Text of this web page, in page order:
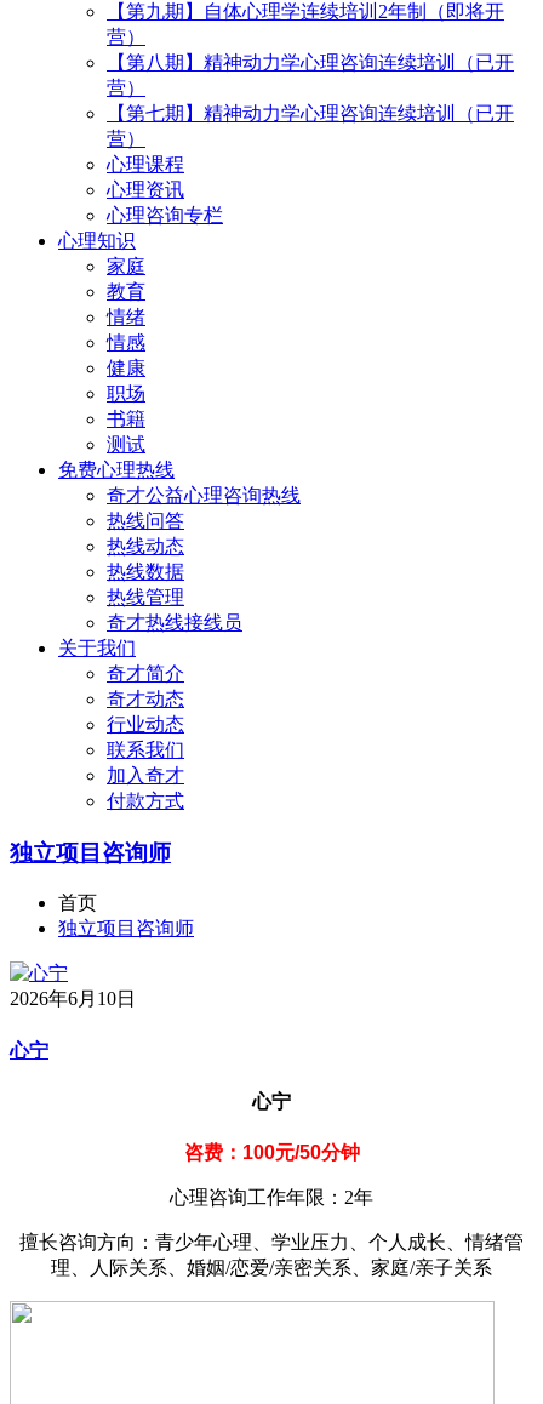
【第九期】自体心理学连续培训2年制（即将开
营）
【第八期】精神动力学心理咨询连续培训（已开
营）
【第七期】精神动力学心理咨询连续培训（已开
营）
心理课程
心理资讯
心理咨询专栏
心理知识
家庭
教育
情绪
情感
健康
职场
书籍
测试
免费心理热线
奇才公益心理咨询热线
热线问答
热线动态
热线数据
热线管理
奇才热线接线员
关于我们
奇才简介
奇才动态
行业动态
联系我们
加入奇才
付款方式
独立项目咨询师
首页
独立项目咨询师
2026年6月10日
心宁
心宁
咨费：100元/50分钟
心理咨询工作年限：2年
擅长咨询方向：青少年心理、学业压力、个人成长、情绪管
理、人际关系、婚姻/恋爱/亲密关系、家庭/亲子关系